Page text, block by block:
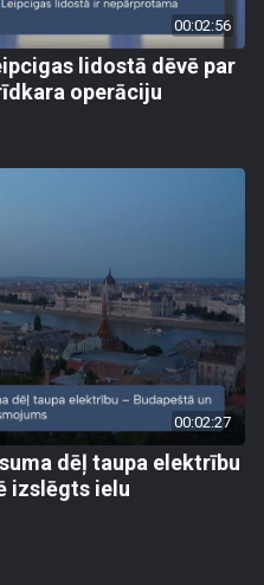
00:02:56
lidostā dēvē par
operāciju
00:02:27
dēļ taupa elektrību
izslēgts ielu